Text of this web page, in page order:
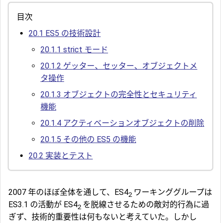
目次
20.1 ES5 の技術設計
20.1.1 strict モード
20.1.2 ゲッター、セッター、オブジェクトメ
タ操作
20.1.3 オブジェクトの完全性とセキュリティ
機能
20.1.4 アクティベーションオブジェクトの削除
20.1.5 その他の ES5 の機能
20.2 実装とテスト
2007 年のほぼ全体を通して、ES42 ワーキンググループは
ES3.1 の活動が ES42 を脱線させるための敵対的行為に過
ぎず、技術的重要性は何もないと考えていた。しかし